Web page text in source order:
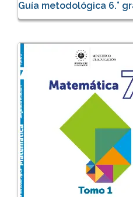
Guía metodológica 6.°